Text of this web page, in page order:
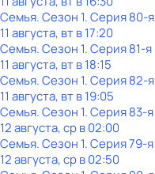
Семья. Сезон 1. Серия 80-я
11 августа, вт в 17:20
Семья. Сезон 1. Серия 81-я
11 августа, вт в 18:15
Семья. Сезон 1. Серия 82-я
11 августа, вт в 19:05
Семья. Сезон 1. Серия 83-я
12 августа, ср в 02:00
Семья. Сезон 1. Серия 79-я
12 августа, ср в 02:50